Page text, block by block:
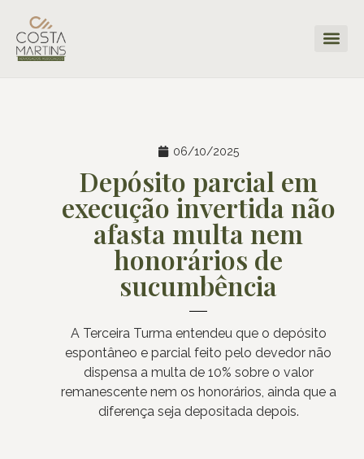
06/10/2025
Depósito parcial em
execução invertida não
afasta multa nem
honorários de
sucumbência
A Terceira Turma entendeu que o depósito
espontâneo e parcial feito pelo devedor não
dispensa a multa de 10% sobre o valor
remanescente nem os honorários, ainda que a
diferença seja depositada depois.